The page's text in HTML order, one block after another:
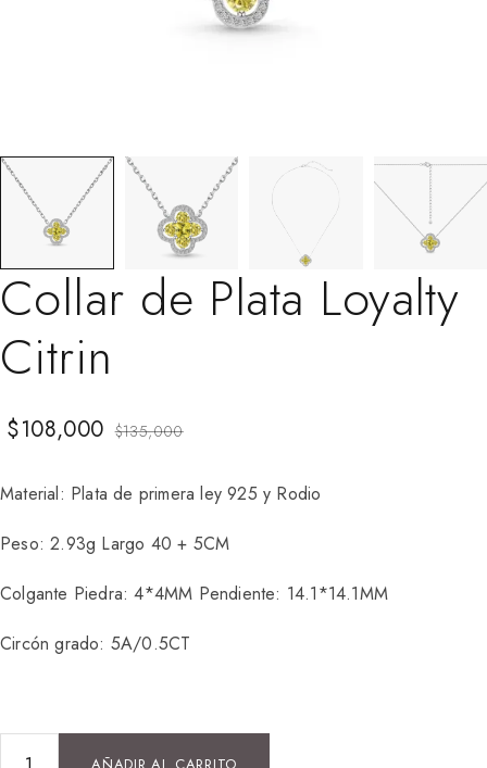
Collar de Plata Loyalty
Citrin
$135,000
$108,000
Material: Plata de primera ley 925 y Rodio
Peso: 2.93g Largo 40 + 5CM
Colgante Piedra: 4*4MM Pendiente: 14.1*14.1MM
Circón grado: 5A/0.5CT